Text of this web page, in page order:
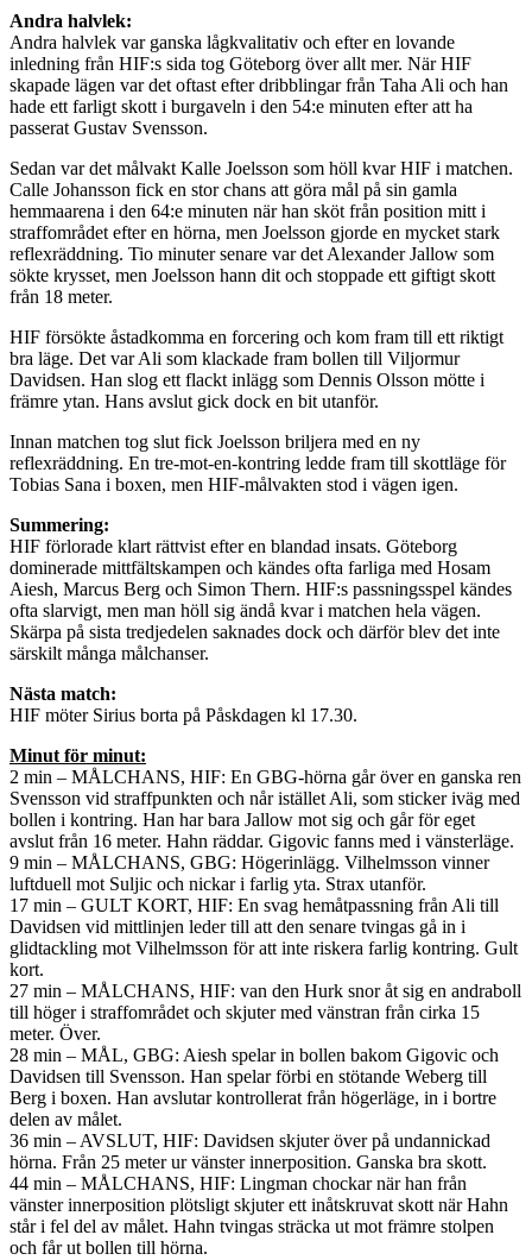
Andra halvlek:
Andra halvlek var ganska lågkvalitativ och efter en lovande
inledning från HIF:s sida tog Göteborg över allt mer. När HIF
skapade lägen var det oftast efter dribblingar från Taha Ali och han
hade ett farligt skott i burgaveln i den 54:e minuten efter att ha
passerat Gustav Svensson.
Sedan var det målvakt Kalle Joelsson som höll kvar HIF i matchen.
Calle Johansson fick en stor chans att göra mål på sin gamla
hemmaarena i den 64:e minuten när han sköt från position mitt i
straffområdet efter en hörna, men Joelsson gjorde en mycket stark
reflexräddning. Tio minuter senare var det Alexander Jallow som
sökte krysset, men Joelsson hann dit och stoppade ett giftigt skott
från 18 meter.
HIF försökte åstadkomma en forcering och kom fram till ett riktigt
bra läge. Det var Ali som klackade fram bollen till Viljormur
Davidsen. Han slog ett flackt inlägg som Dennis Olsson mötte i
främre ytan. Hans avslut gick dock en bit utanför.
Innan matchen tog slut fick Joelsson briljera med en ny
reflexräddning. En tre-mot-en-kontring ledde fram till skottläge för
Tobias Sana i boxen, men HIF-målvakten stod i vägen igen.
Summering:
HIF förlorade klart rättvist efter en blandad insats. Göteborg
dominerade mittfältskampen och kändes ofta farliga med Hosam
Aiesh, Marcus Berg och Simon Thern. HIF:s passningsspel kändes
ofta slarvigt, men man höll sig ändå kvar i matchen hela vägen.
Skärpa på sista tredjedelen saknades dock och därför blev det inte
särskilt många målchanser.
Nästa match:
HIF möter Sirius borta på Påskdagen kl 17.30.
Minut för minut:
2 min – MÅLCHANS, HIF: En GBG-hörna går över en ganska ren
Svensson vid straffpunkten och når istället Ali, som sticker iväg med
bollen i kontring. Han har bara Jallow mot sig och går för eget
avslut från 16 meter. Hahn räddar. Gigovic fanns med i vänsterläge.
9 min – MÅLCHANS, GBG: Högerinlägg. Vilhelmsson vinner
luftduell mot Suljic och nickar i farlig yta. Strax utanför.
17 min – GULT KORT, HIF: En svag hemåtpassning från Ali till
Davidsen vid mittlinjen leder till att den senare tvingas gå in i
glidtackling mot Vilhelmsson för att inte riskera farlig kontring. Gult
kort.
27 min – MÅLCHANS, HIF: van den Hurk snor åt sig en andraboll
till höger i straffområdet och skjuter med vänstran från cirka 15
meter. Över.
28 min – MÅL, GBG: Aiesh spelar in bollen bakom Gigovic och
Davidsen till Svensson. Han spelar förbi en stötande Weberg till
Berg i boxen. Han avslutar kontrollerat från högerläge, in i bortre
delen av målet.
36 min – AVSLUT, HIF: Davidsen skjuter över på undannickad
hörna. Från 25 meter ur vänster innerposition. Ganska bra skott.
44 min – MÅLCHANS, HIF: Lingman chockar när han från
vänster innerposition plötsligt skjuter ett inåtskruvat skott när Hahn
står i fel del av målet. Hahn tvingas sträcka ut mot främre stolpen
och får ut bollen till hörna.